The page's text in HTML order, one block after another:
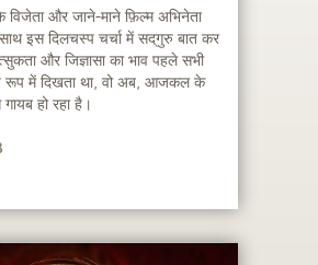
विजेता और जाने-माने फ़िल्म अभिनेता
इस दिलचस्प चर्चा में सद्‌गुरु बात कर
और जिज्ञासा का भाव पहले सभी
रूप में दिखता था, वो अब, आजकल के
हो रहा है।